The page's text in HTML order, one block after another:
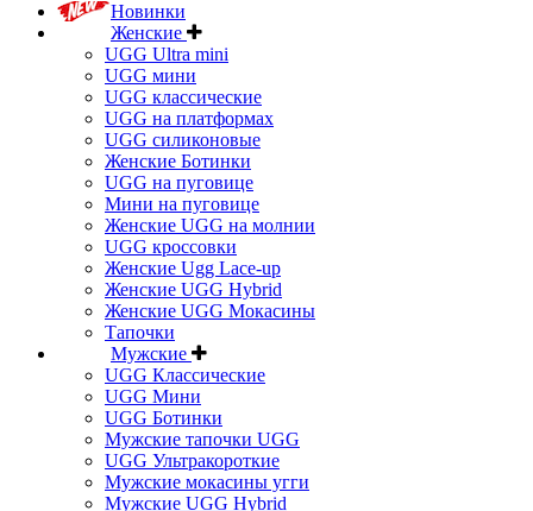
Новинки
Женские
UGG Ultra mini
UGG мини
UGG классические
UGG на платформах
UGG силиконовые
Женские Ботинки
UGG на пуговице
Мини на пуговице
Женские UGG на молнии
UGG кроссовки
Женские Ugg Lace-up
Женские UGG Hybrid
Женские UGG Мокасины
Тапочки
Мужские
UGG Классические
UGG Мини
UGG Ботинки
Мужские тапочки UGG
UGG Ультракороткие
Мужские мокасины угги
Мужские UGG Hybrid